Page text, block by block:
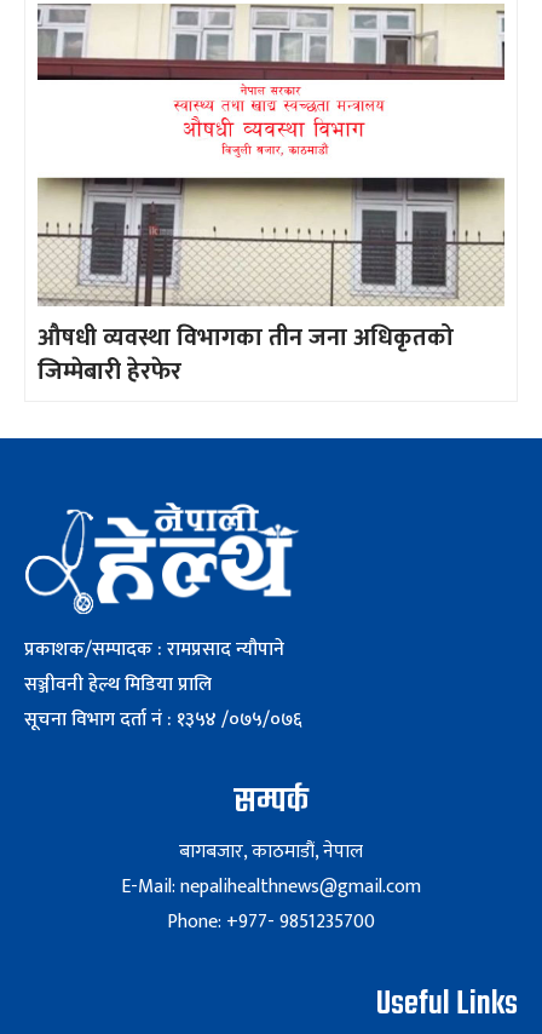
औषधी व्यवस्था विभागका तीन जना अधिकृतको
जिम्मेबारी हेरफेर
प्रकाशक/सम्पादक : रामप्रसाद न्यौपाने
सञ्जीवनी हेल्थ मिडिया प्रालि
सूचना विभाग दर्ता नं : १३५४ /०७५/०७६
सम्पर्क
बागबजार, काठमाडौं, नेपाल
E-Mail: nepalihealthnews@gmail.com
Phone: +977- 9851235700
Useful Links